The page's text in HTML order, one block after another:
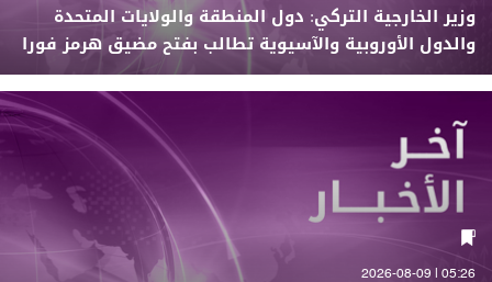
وزير الخارجية التركي: دول المنطقة والولايات المتحدة
والدول الأوروبية والآسيوية تطالب بفتح مضيق هرمز فورا
05:26 | 2026-08-09